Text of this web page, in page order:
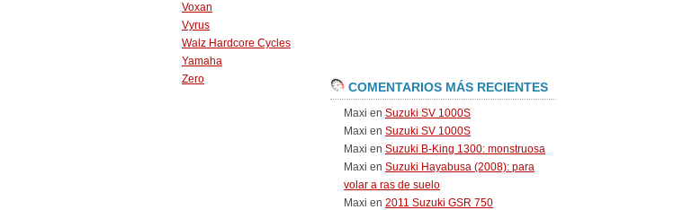
Voxan
Vyrus
Walz Hardcore Cycles
Yamaha
Zero
COMENTARIOS MÁS RECIENTES
Maxi en Suzuki SV 1000S
Maxi en Suzuki SV 1000S
Maxi en Suzuki B-King 1300: monstruosa
Maxi en Suzuki Hayabusa (2008): para
volar a ras de suelo
Maxi en 2011 Suzuki GSR 750